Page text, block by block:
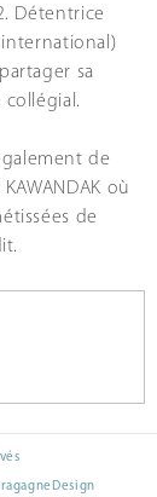
Détentrice
sa
collégial.
de
où
de